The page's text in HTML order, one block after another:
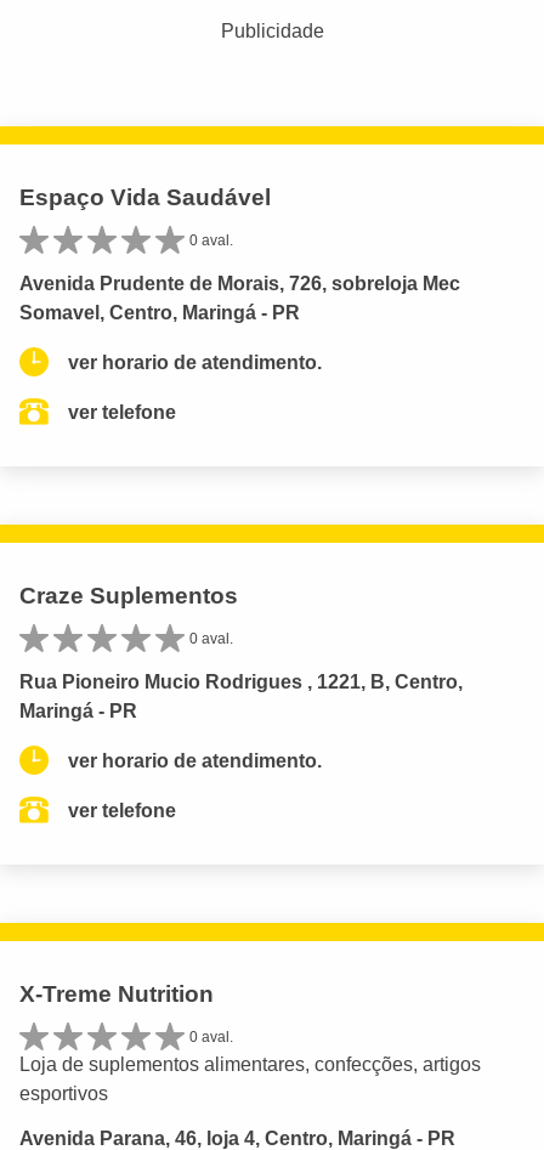
Publicidade
Espaço Vida Saudável
0 aval.
Avenida Prudente de Morais, 726, sobreloja Mec
Somavel, Centro, Maringá - PR
ver horario de atendimento.
ver telefone
Craze Suplementos
0 aval.
Rua Pioneiro Mucio Rodrigues , 1221, B, Centro,
Maringá - PR
ver horario de atendimento.
ver telefone
X-Treme Nutrition
0 aval.
Loja de suplementos alimentares, confecções, artigos
esportivos
Avenida Parana, 46, loja 4, Centro, Maringá - PR